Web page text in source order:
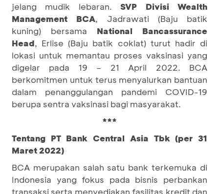
jelang mudik lebaran.SVP Divisi Wealth
Management BCA, Jadrawati (Baju batik
kuning) bersama National Bancassurance
Head, Erlise (Baju batik coklat) turut hadir di
lokasi untuk memantau proses vaksinasi yang
digelar pada 19 – 21 April 2022. BCA
berkomitmen untuk terus menyalurkan bantuan
dalam penanggulangan pandemi COVID-19
berupa sentra vaksinasi bagi masyarakat.
***
Tentang PT Bank Central Asia Tbk (per 31
Maret 2022)
BCA merupakan salah satu bank terkemuka di
Indonesia yang fokus pada bisnis perbankan
transaksi serta menyediakan fasilitas kredit dan